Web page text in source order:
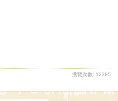
瀏覽次數: 12385